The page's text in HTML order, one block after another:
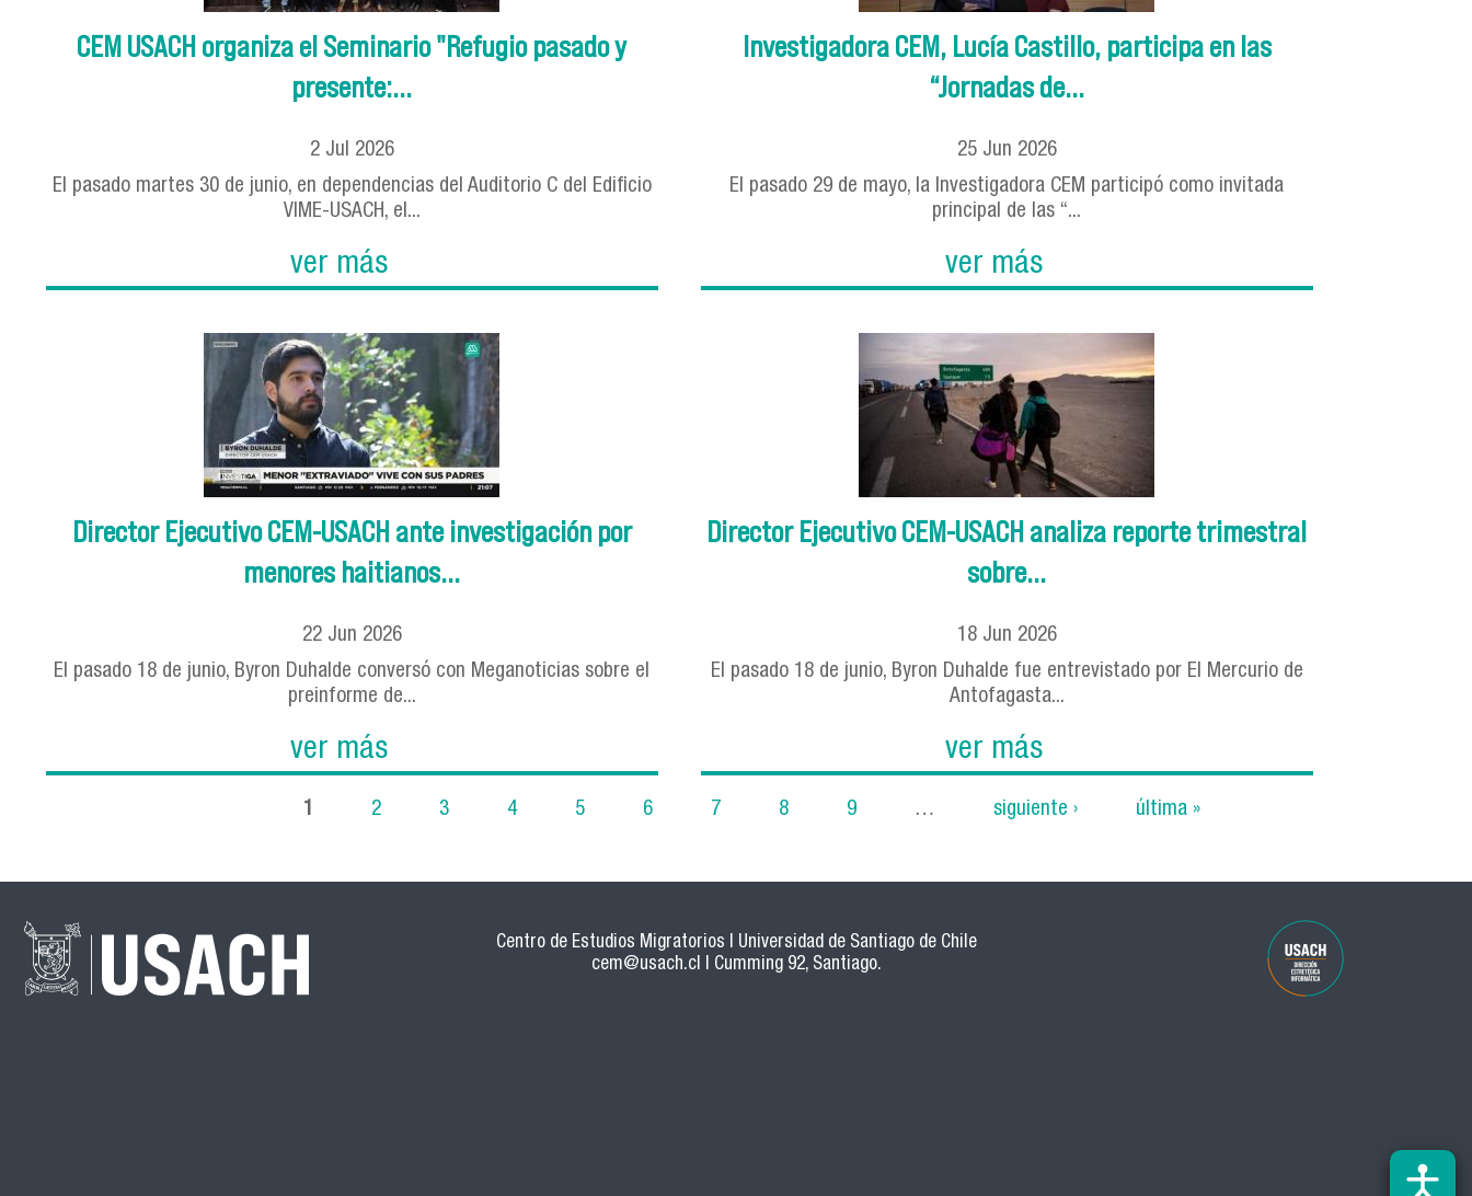
CEM USACH organiza el Seminario "Refugio pasado y
presente:...
2 Jul 2026
El pasado martes 30 de junio, en dependencias del Auditorio C del Edificio
VIME-USACH, el...
ver más
Investigadora CEM, Lucía Castillo, participa en las
“Jornadas de...
25 Jun 2026
El pasado 29 de mayo, la Investigadora CEM participó como invitada
principal de las “...
ver más
Director Ejecutivo CEM-USACH ante investigación por
menores haitianos...
22 Jun 2026
El pasado 18 de junio, Byron Duhalde conversó con Meganoticias sobre el
preinforme de...
ver más
Director Ejecutivo CEM-USACH analiza reporte trimestral
sobre...
18 Jun 2026
El pasado 18 de junio, Byron Duhalde fue entrevistado por El Mercurio de
Antofagasta...
ver más
1 2 3 4 5 6 7 8 9 … siguiente › última »
Centro de Estudios Migratorios | Universidad de Santiago de Chile
cem@usach.cl | Cumming 92, Santiago.